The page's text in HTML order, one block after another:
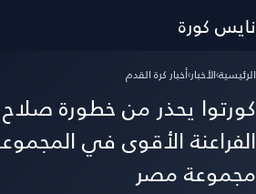
نايس كورة
الرئيسية›الأخبار›أخبار كرة القدم
كورتوا يحذر من خطورة
الفراعنة الأقوى في
مجموعة مصر